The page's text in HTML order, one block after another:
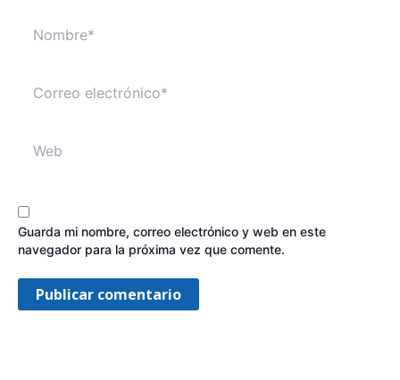
electrónico*
Guarda mi nombre, correo electrónico y web en este
navegador para la próxima vez que comente.